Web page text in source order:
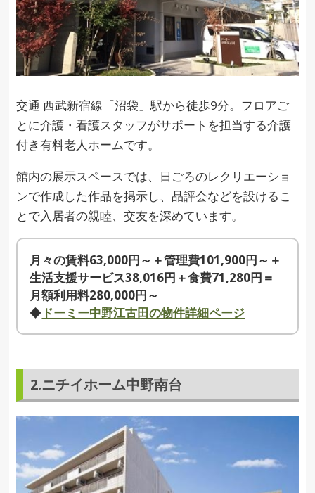
交通 西武新宿線「沼袋」駅から徒歩9分。フロアご
とに介護・看護スタッフがサポートを担当する介護
付き有料老人ホームです。
館内の展示スペースでは、日ごろのレクリエーショ
ンで作成した作品を掲示し、品評会などを設けるこ
とで入居者の親睦、交友を深めています。
月々の賃料63,000円～＋管理費101,900円～＋
生活支援サービス38,016円＋食費71,280円＝
月額利用料280,000円～
◆ ドーミー中野江古田の物件詳細ページ
2.ニチイホーム中野南台